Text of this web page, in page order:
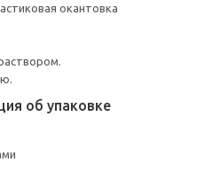
окантовка
об упаковке